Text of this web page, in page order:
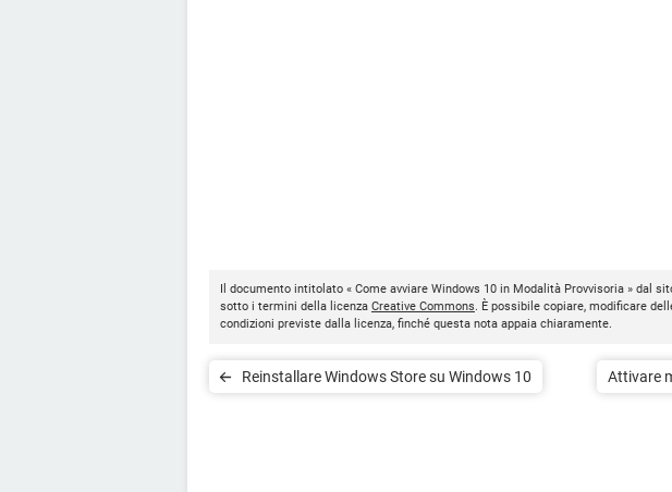
Il documento intitolato « Come avviare Windows 10 in Modalità Provvisoria » dal
sotto i termini della licenza Creative Commons. È possibile copiare, modificare
condizioni previste dalla licenza, finché questa nota appaia chiaramente.
Reinstallare Windows Store su Windows 10 Attivare